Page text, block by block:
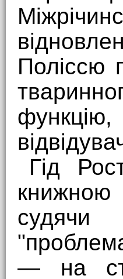
Поліссю
Гід
книжною
— на